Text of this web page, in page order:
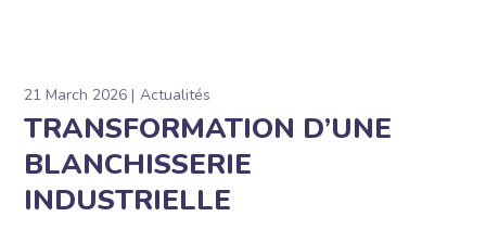
21 March 2026 Actualités
TRANSFORMATION D’UNE
BLANCHISSERIE
INDUSTRIELLE